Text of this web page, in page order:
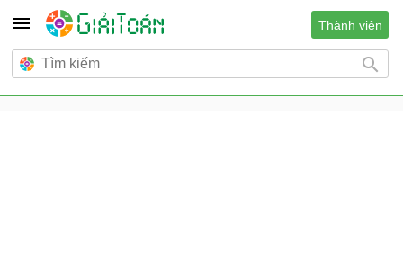
Thành viên